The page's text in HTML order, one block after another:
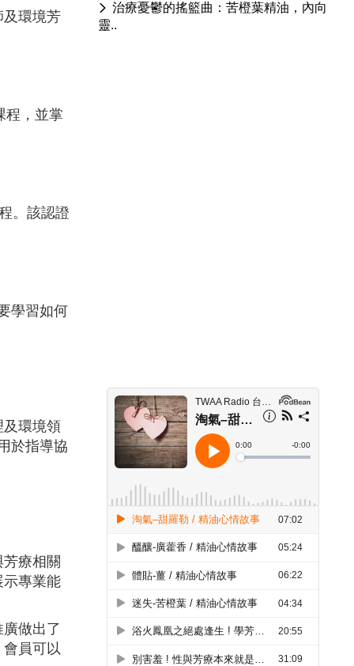
及環境芳
程，並掌
。該認證
學習如何
及環境領
於指導協
療相關
示專業能
做出了
員可以
治療憂鬱的搖籃曲：苦橙葉精油，內向
靈..